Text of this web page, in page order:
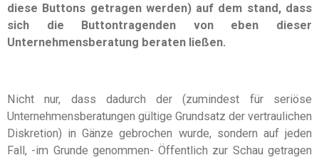
diese Buttons getragen werden) auf dem stand, dass
sich die Buttontragenden von eben dieser
Unternehmensberatung beraten ließen.
Nicht nur, dass dadurch der (zumindest für seriöse
Unternehmensberatungen gültige Grundsatz der vertraulichen
Diskretion) in Gänze gebrochen wurde, sondern auf jeden
Fall, -im Grunde genommen- Öffentlich zur Schau getragen